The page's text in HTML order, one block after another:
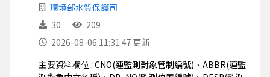
環境部水質保護司
30
209
2026-08-06 11:31:47 更新
主要資料欄位 : CNO(連監測對象管制編號)、ABBR(連監